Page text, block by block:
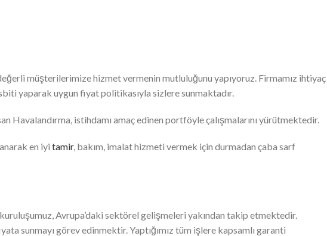
müşterilerimize hizmet vermenin mutluluğunu yapıyoruz. Firmamız ihtiyaç
yaparak uygun fiyat politikasıyla sizlere sunmaktadır.
Havalandırma, istihdamı amaç edinen portföyle çalışmalarını yürütmektedir.
en iyi tamir, bakım, imalat hizmeti vermek için durmadan çaba sarf
Avrupa’daki sektörel gelişmeleri yakından takip etmektedir.
sunmayı görev edinmektir. Yaptığımız tüm işlere kapsamlı garanti